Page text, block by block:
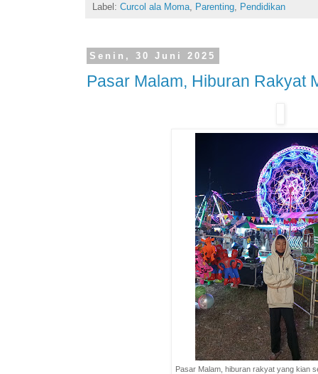
Label: Curcol ala Moma Parenting Pendidikan
Senin, 30 Juni 2025
Pasar Malam, Hiburan Rakyat
Pasar Malam, hiburan rakyat yang kian